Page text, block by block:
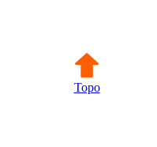
Topo